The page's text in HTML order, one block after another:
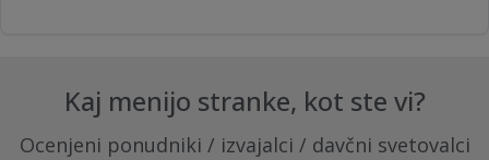
Kaj menijo stranke, kot ste vi?
Ocenjeni ponudniki / izvajalci / davčni svetovalci